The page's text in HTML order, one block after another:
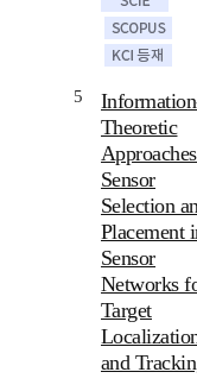
5
Theoretic
Sensor
Selection
Placement
Sensor
Networks
Target
and